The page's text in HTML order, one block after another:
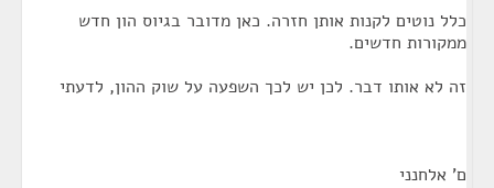
כלל נוטים לקנות אותן חזרה. כאן מדובר בגיוס הון חדש
ממקורות חדשים.
זה לא אותו דבר. לכן יש לכך השפעה על שוק ההון, לדעתי
ם' אלחנני